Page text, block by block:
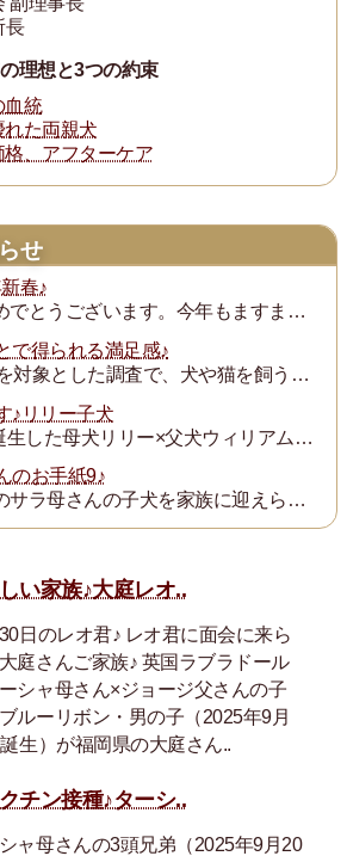
長
理想と3つの約束
血統
た両親犬
、アフターケア
せ
春♪
勝のこととお慶び申し上げます。また昨年は格別のご厚誼にあずかり、厚く御礼申し上げます。
で得られる満足感♪
れる満足度は、年収が7万ポンド（約1300万円）増えるのと同じとされたそうです。犬猫を飼っている人...
♪リリー子犬
犬ウィリアム子犬のの血統書を飼い主の皆様にお送りいたします。
のお手紙9♪
小井様は、子犬を「たくろう」と名付け楽しく暮らしておられます。このたび小井様からお写真とお手紙をいた...
い家族♪大庭レオ..
日のレオ君♪ レオ君に面会に来ら
庭さんご家族♪ 英国ラブラドール
シャ母さん×ジョージ父さんの子
ルーリボン・男の子（2025年9月
生）が福岡県の大庭さん..
チン接種♪ターシ..
ャ母さんの3頭兄弟（2025年9月20